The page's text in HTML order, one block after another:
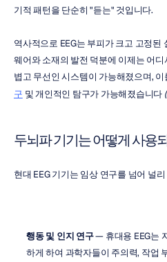
기적 패턴을 단순히 "듣는" 것입니다.
역사적으로 EEG는 부피가 크고 고정된
웨어와 소재의 발전 덕분에 이제는 어
볍고 무선인 시스템이 가능해졌으며,
구 및 개인적인 탐구가 가능해졌습니다
두뇌파 기기는 어떻게 사용
현대 EEG 기기는 임상 연구를 넘어 널
행동 및 인지 연구 — 휴대용 EEG는
하게 하여 과학자들이 주의력, 작업